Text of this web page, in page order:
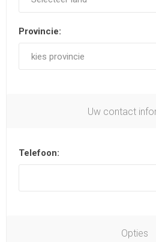
Provincie:
Uw contact
Telefoon:
Opties